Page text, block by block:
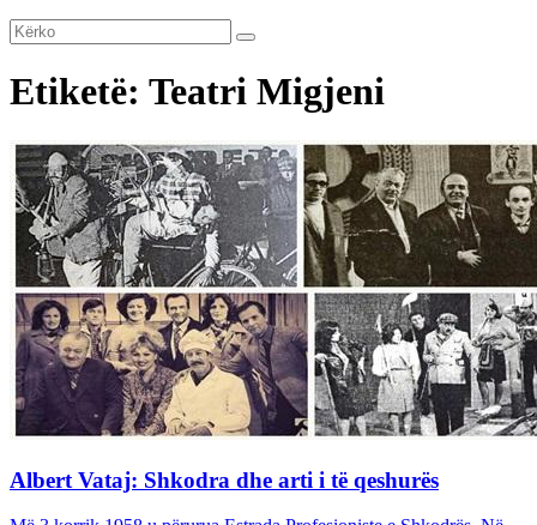
Etiketë: Teatri Migjeni
Albert Vataj: Shkodra dhe arti i të qeshurës